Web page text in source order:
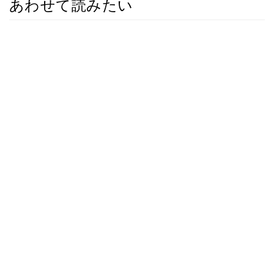
あわせて読みたい